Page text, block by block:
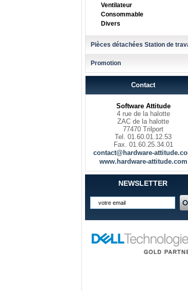
Ventilateur
Consommable
Divers
Pièces détachées Station de
Promotion
Contact
Software Attitude
4 rue de la halotte
ZAC de la halotte
77470 Trilport
Tel. 01.60.01.12.53
Fax. 01.60.25.34.01
contact@hardware-
www.hardware-attitude.com
NEWSLETTER